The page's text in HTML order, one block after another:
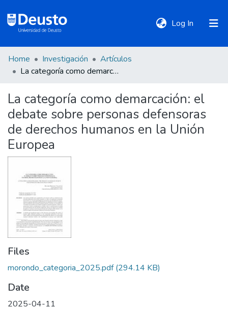
Log In (current)
DeustoTeka
Communities
&
Collections
All of DSpace
Statistics
Policies
Home Investigación
Artículos
La categoría como demarcación: el debate sobre personas defensoras de derechos humanos en la Unión Europea
La categoría como demarcación: el
debate sobre personas defensoras
de derechos humanos en la Unión
Europea
Files
morondo_categoria_2025.pdf(294.14 KB)
Date
2025-04-11